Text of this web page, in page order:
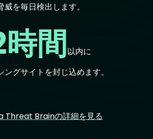
威を毎日検出します。
間以内に
ングサイトを封じ込めます。
Threat Brainの詳細を見る